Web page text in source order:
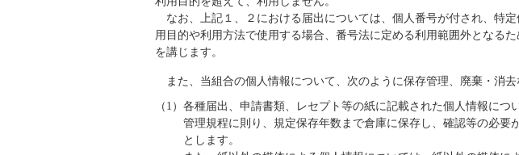
なお、上記１、２における届出については、個人番号が付され、特
用目的や利用方法で使用する場合、番号法に定める利用範囲外となる
を講じます。
また、当組合の個人情報について、次のように保存管理、廃棄・消去
（1）各種届出、申請書類、レセプト等の紙に記載された個人情報に
管理規程に則り、規定保存年数まで倉庫に保存し、確認等の必要
とします。